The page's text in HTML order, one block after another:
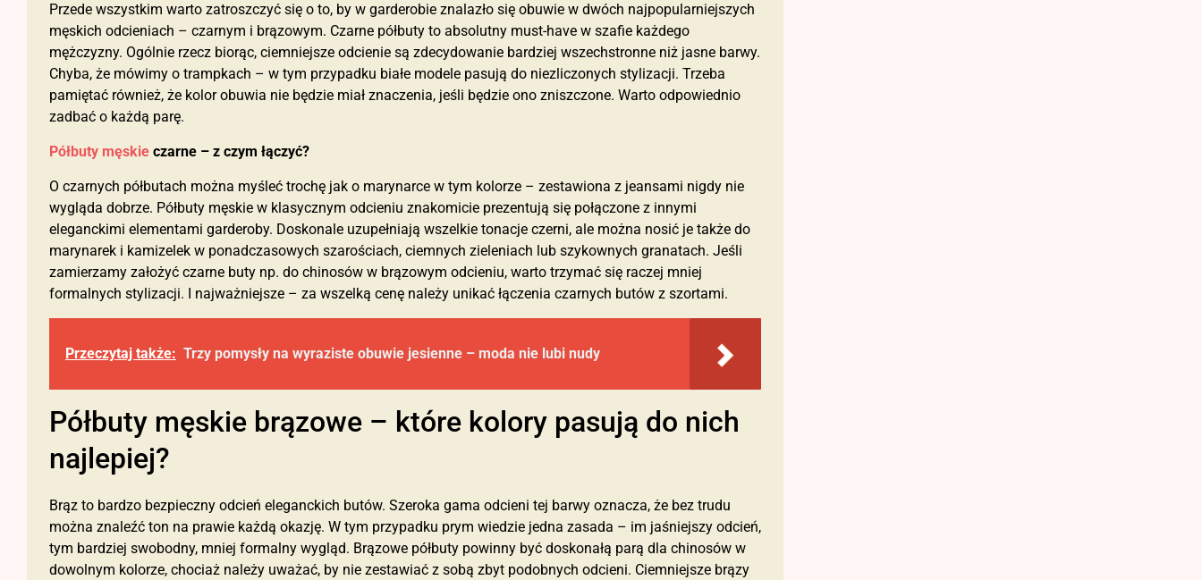
Przede wszystkim warto zatroszczyć się o to, by w garderobie znalazło się obuwie w dwóch najpopularniejszych
męskich odcieniach – czarnym i brązowym. Czarne półbuty to absolutny must-have w szafie każdego
mężczyzny. Ogólnie rzecz biorąc, ciemniejsze odcienie są zdecydowanie bardziej wszechstronne niż jasne barwy.
Chyba, że mówimy o trampkach – w tym przypadku białe modele pasują do niezliczonych stylizacji. Trzeba
pamiętać również, że kolor obuwia nie będzie miał znaczenia, jeśli będzie ono zniszczone. Warto odpowiednio
zadbać o każdą parę.
Półbuty męskie czarne – z czym łączyć?
O czarnych półbutach można myśleć trochę jak o marynarce w tym kolorze – zestawiona z jeansami nigdy nie
wygląda dobrze. Półbuty męskie w klasycznym odcieniu znakomicie prezentują się połączone z innymi
eleganckimi elementami garderoby. Doskonale uzupełniają wszelkie tonacje czerni, ale można nosić je także do
marynarek i kamizelek w ponadczasowych szarościach, ciemnych zieleniach lub szykownych granatach. Jeśli
zamierzamy założyć czarne buty np. do chinosów w brązowym odcieniu, warto trzymać się raczej mniej
formalnych stylizacji. I najważniejsze – za wszelką cenę należy unikać łączenia czarnych butów z szortami.
Przeczytaj także: Trzy pomysły na wyraziste obuwie jesienne – moda nie lubi nudy
Półbuty męskie brązowe – które kolory pasują do nich
najlepiej?
Brąz to bardzo bezpieczny odcień eleganckich butów. Szeroka gama odcieni tej barwy oznacza, że ​​bez trudu
można znaleźć ton na prawie każdą okazję. W tym przypadku prym wiedzie jedna zasada – im jaśniejszy odcień,
tym bardziej swobodny, mniej formalny wygląd. Brązowe półbuty powinny być doskonałą parą dla chinosów w
dowolnym kolorze, chociaż należy uważać, by nie zestawiać z sobą zbyt podobnych odcieni. Ciemniejsze brązy